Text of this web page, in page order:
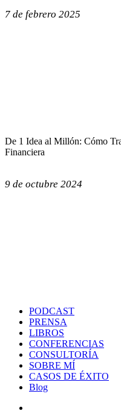
7 de febrero 2025
De 1 Idea al Millón: Cómo
Financiera
9 de octubre 2024
PODCAST
PRENSA
LIBROS
CONFERENCIAS
CONSULTORÍA
SOBRE MÍ
CASOS DE ÉXITO
Blog